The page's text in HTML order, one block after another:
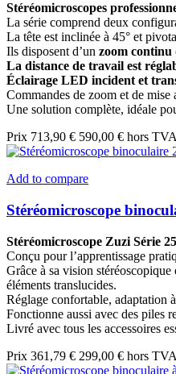
Stéréomicroscopes
La série comprend deux
La tête est inclinée à 45° et
Ils disposent d’un zoom continu
La distance de travail est
Éclairage LED incident et
Commandes de zoom et de mise
Une solution complète, idéale
Prix 713,90 € 590,00 € hors TVA
Add to compare
Stéréomicroscope
Stéréomicroscope Zuzi Série
Conçu pour l’apprentissage
Grâce à sa vision
éléments translucides.
Réglage confortable, adaptation
Fonctionne aussi avec des piles
Livré avec tous les accessoires
Prix 361,79 € 299,00 € hors TVA